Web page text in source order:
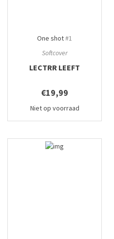
One shot#1
Softcover
LECTRR LEEFT
€19,99
Niet op voorraad